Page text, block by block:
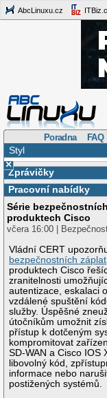
AbcLinuxu.cz
Poradna FAQ
Styl
×
Zprávičky
Pracovní nabídky
Série
produktech Cisco
včera 16:00 |
Vládní CERT
bezpečnostních záplat
produktech Cisco
zranitelnosti
autentizace, eskalaci
vzdálené spuštění
služby. Úspěšné
útočníkům umožnit
přístup k dotčeným
kompromitovat
SD-WAN a Cisco IOS
libovolný kód,
informace nebo
postižených systémů.